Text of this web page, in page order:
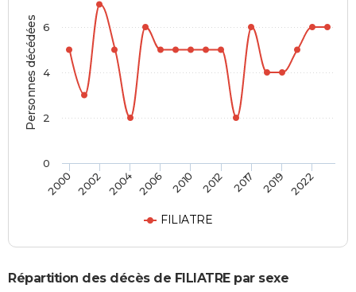
Personnes décédées
FILIATRE
2000 2002 2004 2006 2010 2012 2017 2019 2022
0
2
4
6
Répartition des décès de FILIATRE par sexe